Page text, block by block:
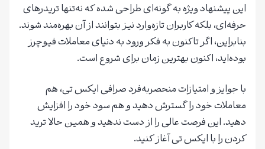
این پیشنهاد ویژه به گونه‌ای طراحی شده که نه‌تنها تریدرهای
حرفه‌ای، بلکه کاربران تازه‌وارد نیز بتوانند از آن بهره‌مند شوند.
بنابراین، اگر تاکنون به فکر ورود به دنیای معاملات فیوچرز
بوده‌اید، اکنون بهترین زمان برای شروع است.
با جوایز و امتیازات منحصر‌به‌فرد صرافی ایکس تی، هم
معاملات خود را گسترش دهید و هم سود خود را افزایش
دهید. این فرصت عالی را از دست ندهید و همین حالا ترید
کردن را با ایکس تی آغاز کنید.